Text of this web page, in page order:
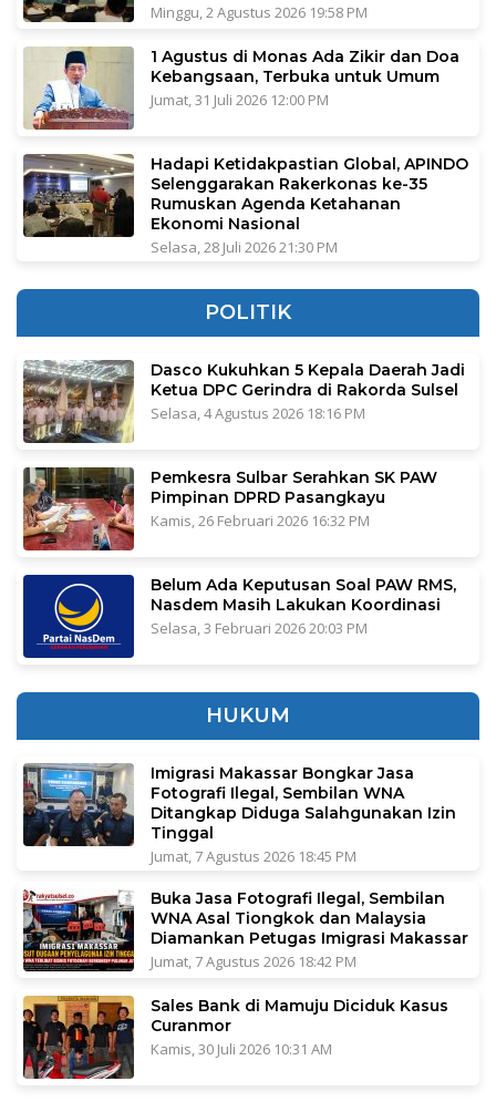
Minggu, 2 Agustus 2026 19:58 PM
1 Agustus di Monas Ada Zikir dan Doa
Kebangsaan, Terbuka untuk Umum
Jumat, 31 Juli 2026 12:00 PM
Hadapi Ketidakpastian Global, APINDO
Selenggarakan Rakerkonas ke-35
Rumuskan Agenda Ketahanan
Ekonomi Nasional
Selasa, 28 Juli 2026 21:30 PM
POLITIK
Dasco Kukuhkan 5 Kepala Daerah Jadi
Ketua DPC Gerindra di Rakorda Sulsel
Selasa, 4 Agustus 2026 18:16 PM
Pemkesra Sulbar Serahkan SK PAW
Pimpinan DPRD Pasangkayu
Kamis, 26 Februari 2026 16:32 PM
Belum Ada Keputusan Soal PAW RMS,
Nasdem Masih Lakukan Koordinasi
Selasa, 3 Februari 2026 20:03 PM
HUKUM
Imigrasi Makassar Bongkar Jasa
Fotografi Ilegal, Sembilan WNA
Ditangkap Diduga Salahgunakan Izin
Tinggal
Jumat, 7 Agustus 2026 18:45 PM
Buka Jasa Fotografi Ilegal, Sembilan
WNA Asal Tiongkok dan Malaysia
Diamankan Petugas Imigrasi Makassar
Jumat, 7 Agustus 2026 18:42 PM
Sales Bank di Mamuju Diciduk Kasus
Curanmor
Kamis, 30 Juli 2026 10:31 AM